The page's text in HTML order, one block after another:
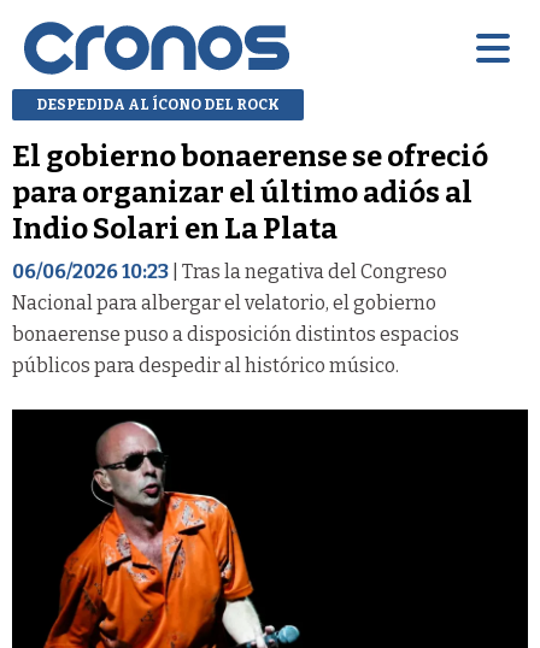
DESPEDIDA AL ÍCONO DEL ROCK
El gobierno bonaerense se ofreció
para organizar el último adiós al
Indio Solari en La Plata
06/06/2026 10:23 | Tras la negativa del Congreso
Nacional para albergar el velatorio, el gobierno
bonaerense puso a disposición distintos espacios
públicos para despedir al histórico músico.